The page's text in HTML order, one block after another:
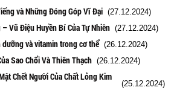
và Những Đóng Góp Vĩ Đại (27.12.2024)
Vũ Điệu Huyền Bí Của Tự Nhiên (27.12.2024)
và vitamin trong cơ thể (26.12.2024)
Sao Chổi Và Thiên Thạch (26.12.2024)
Chết Người Của Chất Lỏng Kim
(25.12.2024)